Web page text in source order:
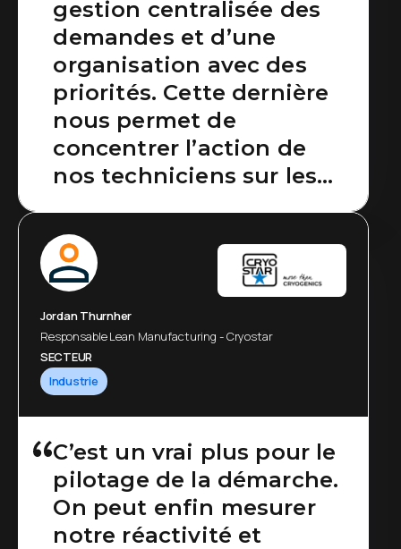
gestion centralisée des
demandes et d’une
organisation avec des
priorités. Cette dernière
nous permet de
concentrer l’action de
nos techniciens sur les
essentielles et gagner en
efficience globale.
Jordan Thurnher
Responsable Lean Manufacturing - Cryostar
SECTEUR
Industrie
C’est un vrai plus pour le
pilotage de la démarche.
On peut enfin mesurer
notre réactivité et